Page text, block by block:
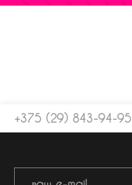
+375 (29) 843-94-95